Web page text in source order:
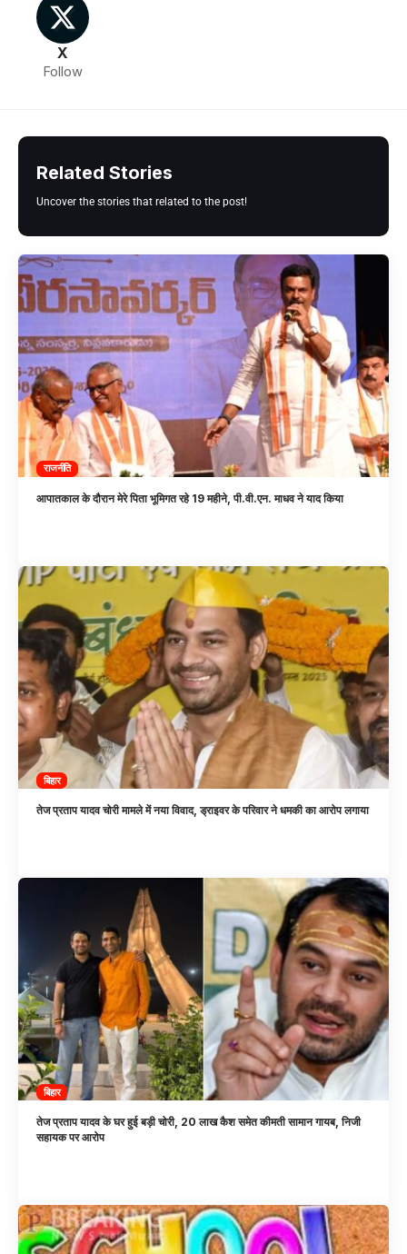
X
Follow
Related Stories
Uncover the stories that related to the post!
राजनीति
आपातकाल के दौरान मेरे पिता भूमिगत रहे 19 महीने, पी.वी.एन. माधव ने याद किया
बिहार
तेज प्रताप यादव चोरी मामले में नया विवाद, ड्राइवर के परिवार ने धमकी का आरोप लगाया
बिहार
तेज प्रताप यादव के घर हुई बड़ी चोरी, 20 लाख कैश समेत कीमती सामान गायब, निजी
सहायक पर आरोप